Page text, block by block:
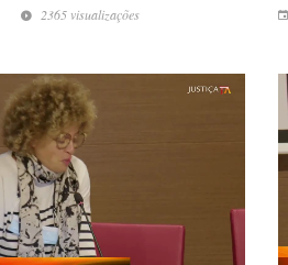
2365 visualizações